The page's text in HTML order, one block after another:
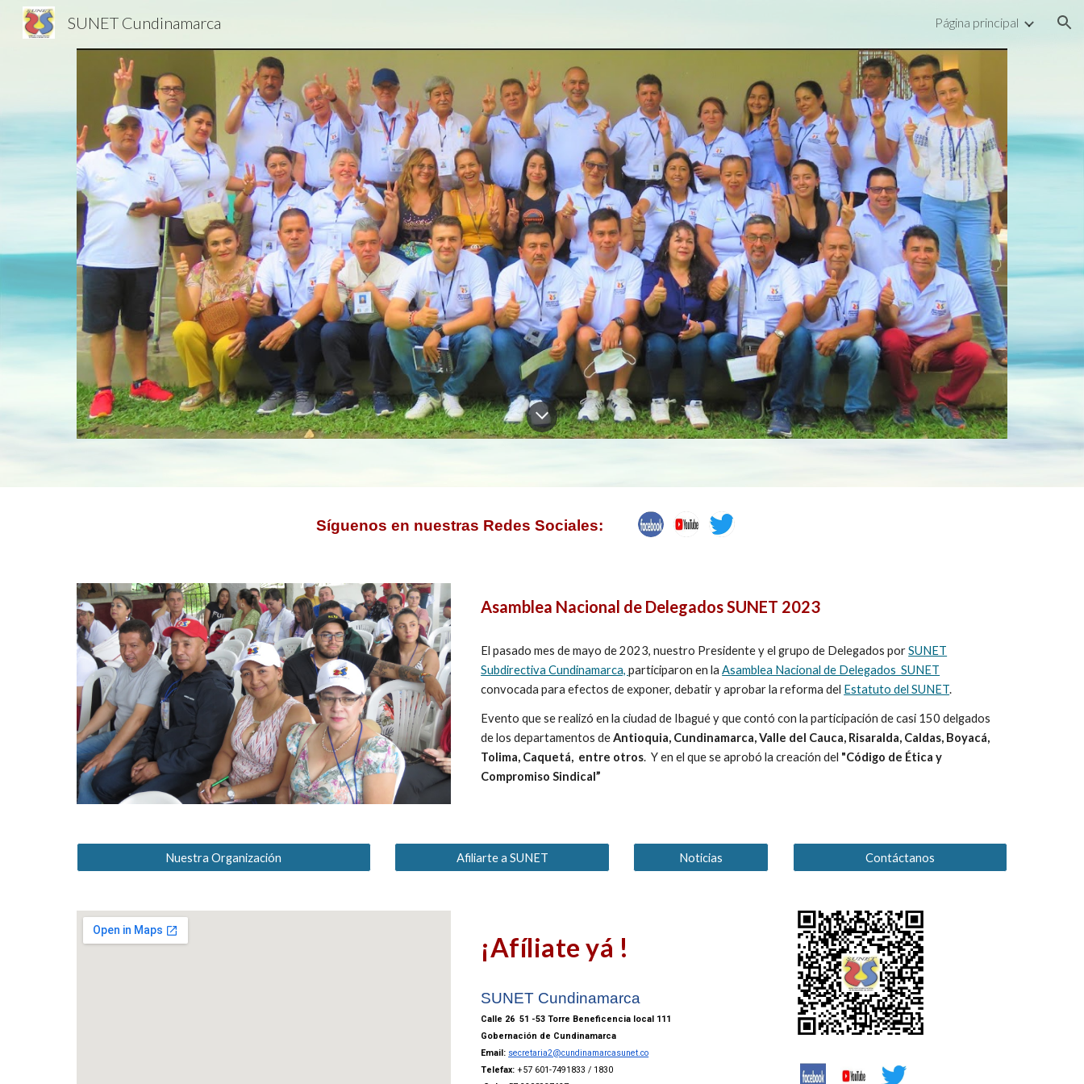
SUNET Cundinamarca Página principal
Síguenos en nuestras Redes Sociales:
Asamblea Nacional de Delegados SUNET 2023
El pasado mes de mayo de 2023, nuestro Presidente y el grupo de Delegados porSUNET
Subdirectiva Cundinamarca,participaron en laAsamblea Nacional de Delegados SUNET
convocada para efectos de exponer, debatir y aprobar la reforma del Estatuto del SUNET.
Evento que se realizó en la ciudad de Ibagué y que contó con la participación de casi 150 delgados
de los departamentos deAntioquia, Cundinamarca, Valle del Cauca, Risaralda, Caldas, Boyacá,
Tolima, Caquetá, entre otros. Y en el que se aprobó la creación del "Código de Ética y
Compromiso Sindical”
Nuestra Organización Afiliarte a SUNET Noticias Contáctanos
¡Afíliate yá !
SUNET Cundinamarca
Calle 26 51 -53 Torre Beneficencia local 111
Gobernación de Cundinamarca
Email: secretaria2@cundinamarcasunet.co
Telefax: +57 601-7491833 / 1830